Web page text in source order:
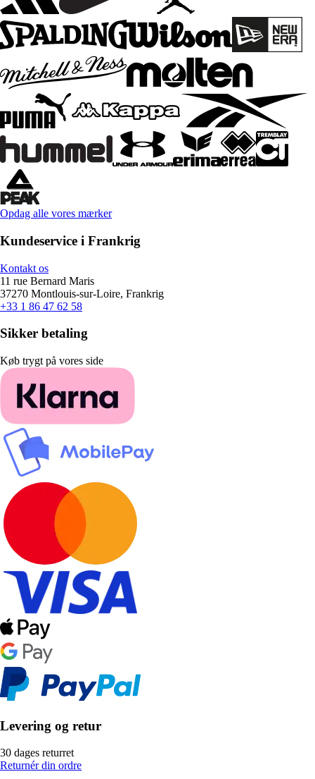
Opdag alle vores mærker
Kundeservice i Frankrig
Kontakt os
11 rue Bernard Maris
37270 Montlouis-sur-Loire, Frankrig
+33 1 86 47 62 58
Sikker betaling
Køb trygt på vores side
Levering og retur
30 dages returret
Returnér din ordre